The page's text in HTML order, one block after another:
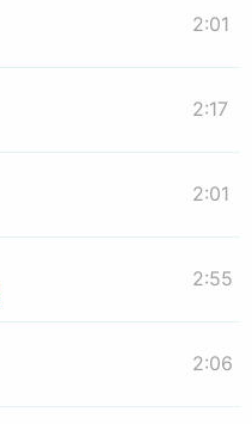
2:01
2:17
2:01
2:55
2:06